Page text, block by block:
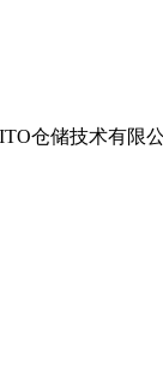
仓储技术有限